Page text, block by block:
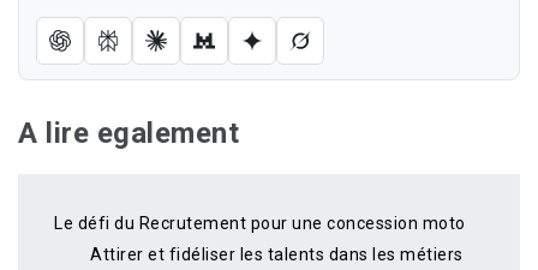
A lire egalement
Le défi du Recrutement pour une concession moto
Attirer et fidéliser les talents dans les métiers